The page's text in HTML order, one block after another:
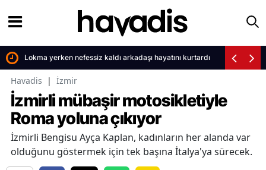
Lokma yerken nefessiz kaldı arkadaşı hayatını kurtardı
Havadis | İzmir
İzmirli mübaşir motosikletiyle
Roma yoluna çıkıyor
İzmirli Bengisu Ayça Kaplan, kadınların her alanda var
olduğunu göstermek için tek başına İtalya'ya sürecek.